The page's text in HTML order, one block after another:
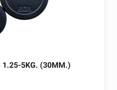
1.25-5KG. (30MM.)